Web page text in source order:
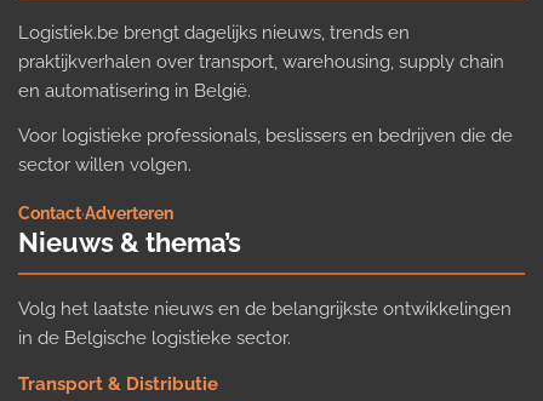
Logistiek.be brengt dagelijks nieuws, trends en
praktijkverhalen over transport, warehousing, supply chain
en automatisering in België.
Voor logistieke professionals, beslissers en bedrijven die de
sector willen volgen.
Contact·Adverteren
Nieuws & thema’s
Volg het laatste nieuws en de belangrijkste ontwikkelingen
in de Belgische logistieke sector.
Transport & Distributie